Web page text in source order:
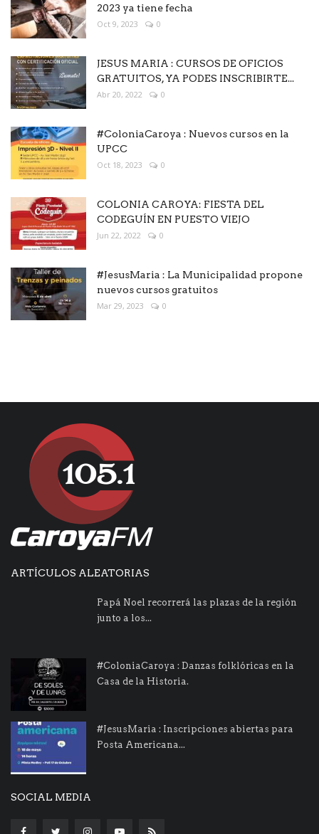
2023 ya tiene fecha
Oct 9, 2023 0
JESUS MARIA : CURSOS DE OFICIOS
GRATUITOS, YA PODES INSCRIBIRTE...
Abr 20, 2022 0
#ColoniaCaroya : Nuevos cursos en la
UPCC
Oct 18, 2023 0
COLONIA CAROYA: FIESTA DEL
CODEGUÍN EN PUESTO VIEJO
Jun 22, 2022 0
#JesusMaria : La Municipalidad propone
nuevos cursos gratuitos
Mar 29, 2023 0
ARTÍCULOS ALEATORIAS
Papá Noel recorrerá las plazas de la región
junto a los...
#ColoniaCaroya : Danzas folklóricas en la
Casa de la Historia.
#JesusMaria : Inscripciones abiertas para
Posta Americana...
SOCIAL MEDIA